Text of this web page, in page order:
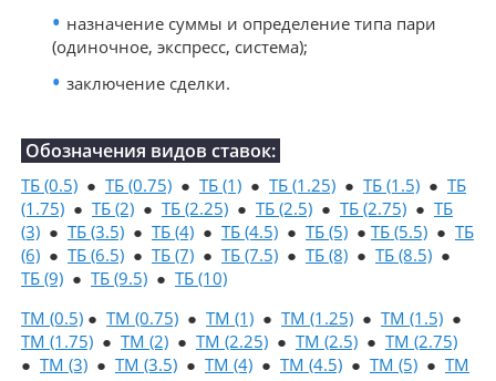
назначение суммы и определение типа пари
(одиночное, экспресс, система);
заключение сделки.
Обозначения видов ставок:
ТБ (0.5) ● ТБ (0.75) ● ТБ (1) ● ТБ (1.25) ● ТБ (1.5) ● ТБ
(1.75) ● ТБ (2) ● ТБ (2.25) ● ТБ (2.5) ● ТБ (2.75) ● ТБ
(3) ● ТБ (3.5) ● ТБ (4) ● ТБ (4.5) ● ТБ (5) ● ТБ (5.5) ● ТБ
(6) ● ТБ (6.5) ● ТБ (7) ● ТБ (7.5) ● ТБ (8) ● ТБ (8.5) ●
ТБ (9) ● ТБ (9.5) ● ТБ (10)
ТМ (0.5) ● ТМ (0.75) ● ТМ (1) ● ТМ (1.25) ● ТМ (1.5) ●
ТМ (1.75) ● ТМ (2) ● ТМ (2.25) ● ТМ (2.5) ● ТМ (2.75)
● ТМ (3) ● ТМ (3.5) ● ТМ (4) ● ТМ (4.5) ● ТМ (5) ● ТМ